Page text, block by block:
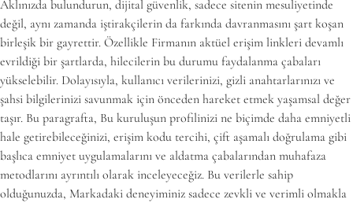
Aklınızda bulundurun, dijital güvenlik, sadece sitenin mesuliyetinde
değil, aynı zamanda iştirakçilerin da farkında davranmasını şart koşan
birleşik bir gayrettir. Özellikle Firmanın aktüel erişim linkleri devamlı
evrildiği bir şartlarda, hilecilerin bu durumu faydalanma çabaları
yükselebilir. Dolayısıyla, kullanıcı verilerinizi, gizli anahtarlarınızı ve
şahsi bilgilerinizi savunmak için önceden hareket etmek yaşamsal değer
taşır. Bu paragrafta, Bu kuruluşun profilinizi ne biçimde daha emniyetli
hale getirebileceğinizi, erişim kodu tercihi, çift aşamalı doğrulama gibi
başlıca emniyet uygulamalarını ve aldatma çabalarından muhafaza
metodlarını ayrıntılı olarak inceleyeceğiz. Bu verilerle sahip
olduğunuzda, Markadaki deneyiminiz sadece zevkli ve verimli olmakla